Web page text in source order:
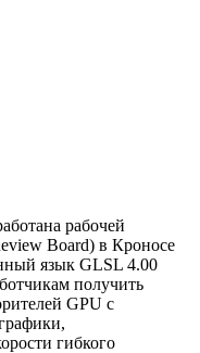
рабочей
Board) в Кроносе
язык GLSL 4.00
получить
GPU с
гибкого